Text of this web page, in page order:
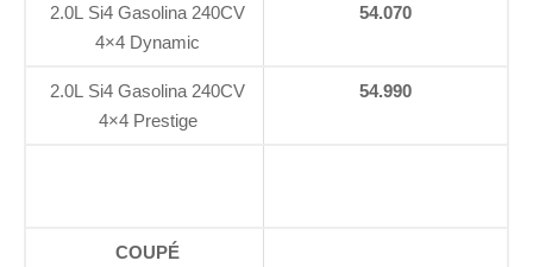
2.0L Si4 Gasolina 240CV
4×4 Dynamic
54.070
2.0L Si4 Gasolina 240CV
4×4 Prestige
54.990
COUPÉ